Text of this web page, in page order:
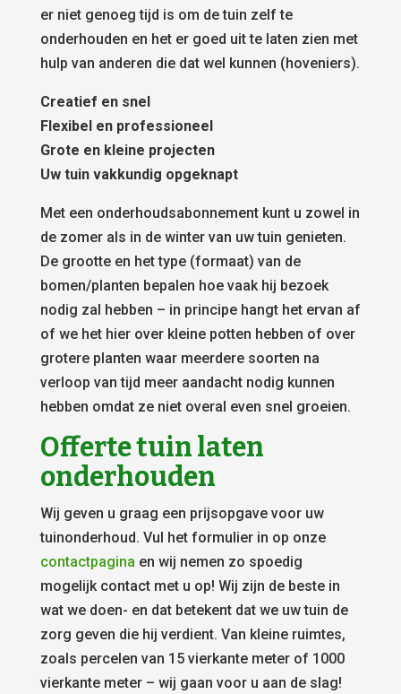
er niet genoeg tijd is om de tuin zelf te
onderhouden en het er goed uit te laten zien met
hulp van anderen die dat wel kunnen (hoveniers).
Creatief en snel
Flexibel en professioneel
Grote en kleine projecten
Uw tuin vakkundig opgeknapt
Met een onderhoudsabonnement kunt u zowel in
de zomer als in de winter van uw tuin genieten.
De grootte en het type (formaat) van de
bomen/planten bepalen hoe vaak hij bezoek
nodig zal hebben – in principe hangt het ervan af
of we het hier over kleine potten hebben of over
grotere planten waar meerdere soorten na
verloop van tijd meer aandacht nodig kunnen
hebben omdat ze niet overal even snel groeien.
Offerte tuin laten
onderhouden
Wij geven u graag een prijsopgave voor uw
tuinonderhoud. Vul het formulier in op onze
contactpagina en wij nemen zo spoedig
mogelijk contact met u op! Wij zijn de beste in
wat we doen- en dat betekent dat we uw tuin de
zorg geven die hij verdient. Van kleine ruimtes,
zoals percelen van 15 vierkante meter of 1000
vierkante meter – wij gaan voor u aan de slag!